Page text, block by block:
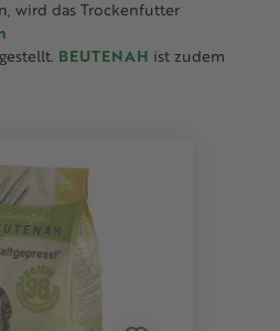
wird das Trockenfutter
BEUTENAH ist zudem